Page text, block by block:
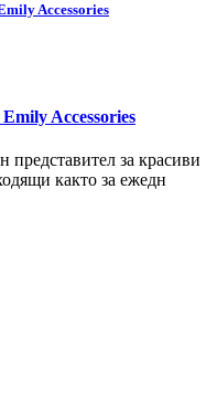
Accessories
Accessories
за красиви
както за ежедн